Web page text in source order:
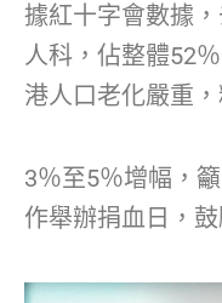
據紅十字會數據
人科，佔整體52
港人口老化嚴重
3％至5％增幅，
作舉辦捐血日，